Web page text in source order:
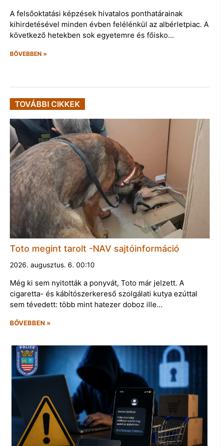
A felsőoktatási képzések hivatalos ponthatárainak
kihirdetésével minden évben felélénkül az albérletpiac. A
következő hetekben sok egyetemre és főisko…
BŐVEBBEN »
TOVÁBBI CIKKEK
Toto megint tarolt -NAV sajtóinformáció
2026. augusztus. 6. 00:10
Még ki sem nyitották a ponyvát, Toto már jelzett. A
cigaretta- és kábítószerkereső szolgálati kutya ezúttal
sem tévedett: több mint hatezer doboz ille…
BŐVEBBEN »